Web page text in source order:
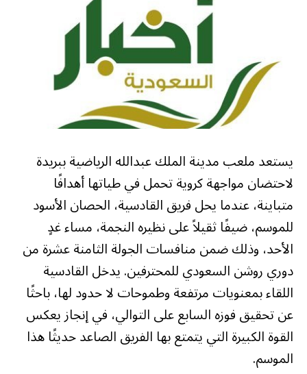
يستعد ملعب مدينة الملك عبدالله الرياضية ببريدة
لاحتضان مواجهة كروية تحمل في طياتها أهدافًا
متباينة، عندما يحل فريق القادسية، الحصان الأسود
للموسم، ضيفًا ثقيلاً على نظيره النجمة، مساء غدٍ
الأحد، وذلك ضمن منافسات الجولة الثامنة عشرة من
دوري روشن السعودي للمحترفين. يدخل القادسية
اللقاء بمعنويات مرتفعة وطموحات لا حدود لها، باحثًا
عن تحقيق فوزه السابع على التوالي، في إنجاز يعكس
القوة الكبيرة التي يتمتع بها الفريق الصاعد حديثًا هذا
الموسم.